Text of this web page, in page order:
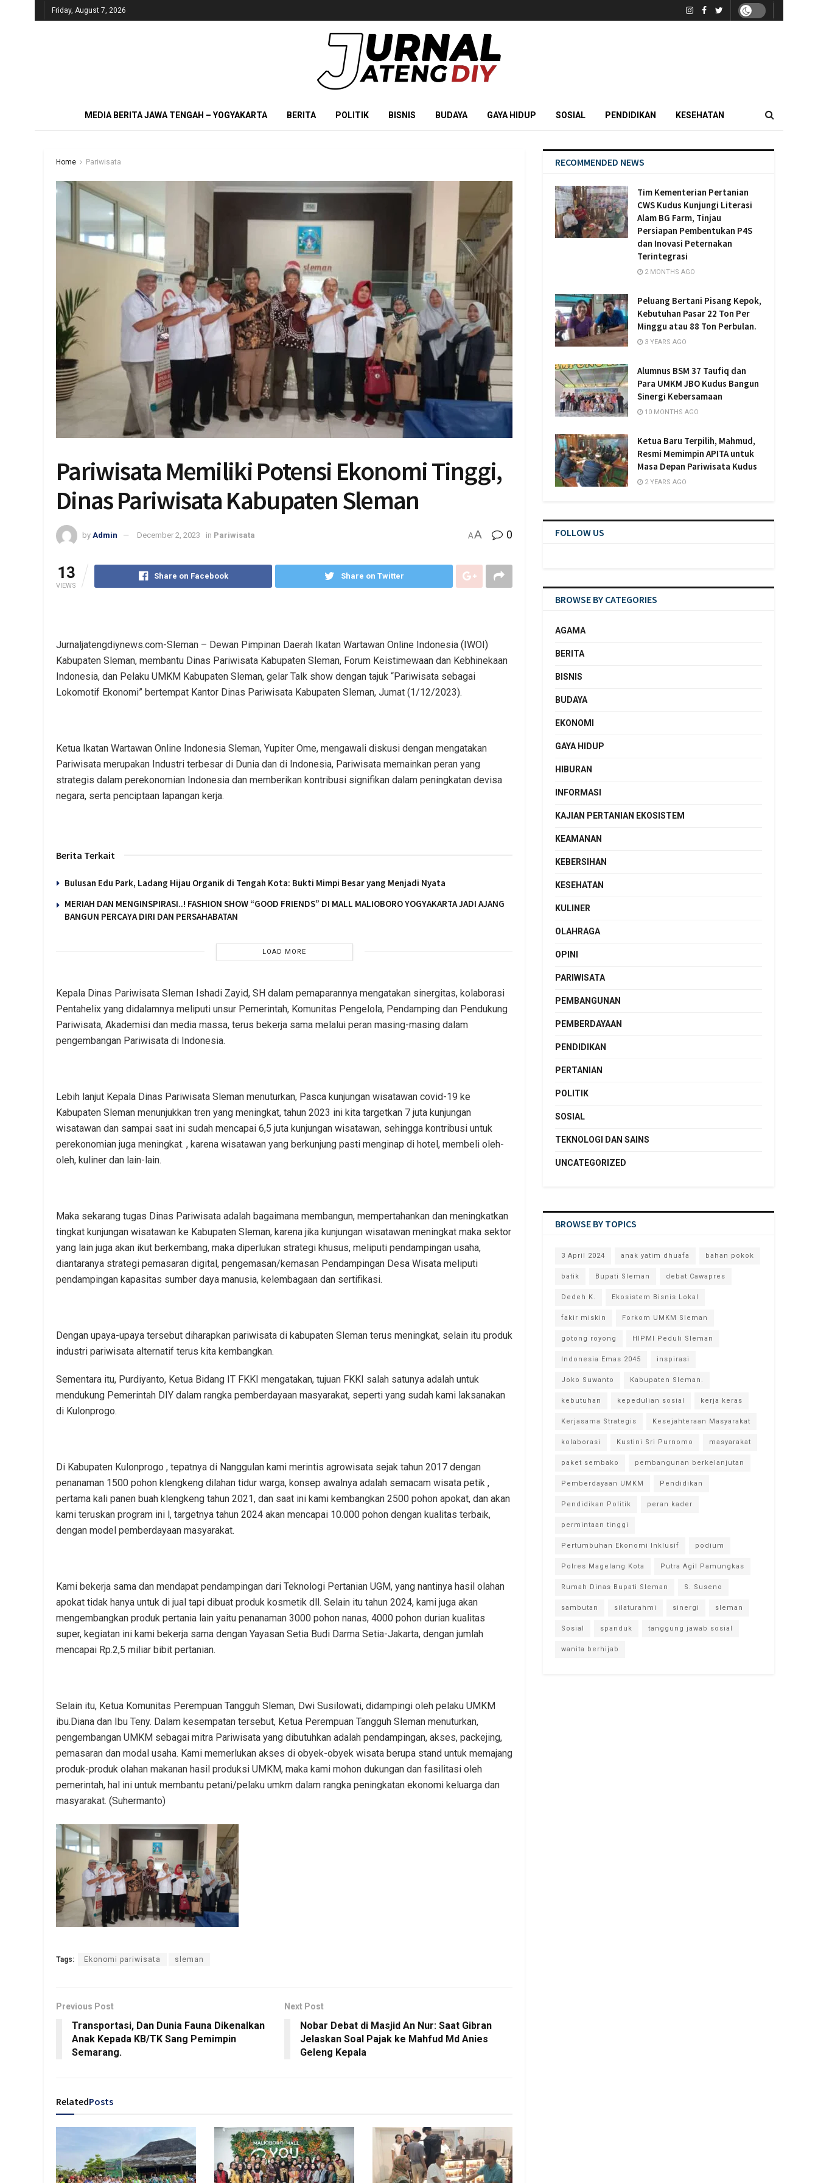
Friday, August 7, 2026
MEDIA BERITA JAWA TENGAH – YOGYAKARTA BERITA POLITIK BISNIS BUDAYA GAYA HIDUP SOSIAL PENDIDIKAN KESEHATAN
Home Pariwisata
Pariwisata Memiliki Potensi Ekonomi Tinggi,
Dinas Pariwisata Kabupaten Sleman
by Admin December 2, 2023 in Pariwisata AA 0
13
VIEWS
Share on Facebook Share on Twitter
Jurnaljatengdiynews.com-Sleman – Dewan Pimpinan Daerah Ikatan Wartawan Online Indonesia (IWOI)
Kabupaten Sleman, membantu Dinas Pariwisata Kabupaten Sleman, Forum Keistimewaan dan Kebhinekaan
Indonesia, dan Pelaku UMKM Kabupaten Sleman, gelar Talk show dengan tajuk “Pariwisata sebagai
Lokomotif Ekonomi” bertempat Kantor Dinas Pariwisata Kabupaten Sleman, Jumat (1/12/2023).
Ketua Ikatan Wartawan Online Indonesia Sleman, Yupiter Ome, mengawali diskusi dengan mengatakan
Pariwisata merupakan Industri terbesar di Dunia dan di Indonesia, Pariwisata memainkan peran yang
strategis dalam perekonomian Indonesia dan memberikan kontribusi signifikan dalam peningkatan devisa
negara, serta penciptaan lapangan kerja.
Berita Terkait
Bulusan Edu Park, Ladang Hijau Organik di Tengah Kota: Bukti Mimpi Besar yang Menjadi Nyata
MERIAH DAN MENGINSPIRASI..! FASHION SHOW “GOOD FRIENDS” DI MALL MALIOBORO YOGYAKARTA JADI AJANG
BANGUN PERCAYA DIRI DAN PERSAHABATAN
LOAD MORE
Kepala Dinas Pariwisata Sleman Ishadi Zayid, SH dalam pemaparannya mengatakan sinergitas, kolaborasi
Pentahelix yang didalamnya meliputi unsur Pemerintah, Komunitas Pengelola, Pendamping dan Pendukung
Pariwisata, Akademisi dan media massa, terus bekerja sama melalui peran masing-masing dalam
pengembangan Pariwisata di Indonesia.
Lebih lanjut Kepala Dinas Pariwisata Sleman menuturkan, Pasca kunjungan wisatawan covid-19 ke
Kabupaten Sleman menunjukkan tren yang meningkat, tahun 2023 ini kita targetkan 7 juta kunjungan
wisatawan dan sampai saat ini sudah mencapai 6,5 juta kunjungan wisatawan, sehingga kontribusi untuk
perekonomian juga meningkat. , karena wisatawan yang berkunjung pasti menginap di hotel, membeli oleh-
oleh, kuliner dan lain-lain.
Maka sekarang tugas Dinas Pariwisata adalah bagaimana membangun, mempertahankan dan meningkatkan
tingkat kunjungan wisatawan ke Kabupaten Sleman, karena jika kunjungan wisatawan meningkat maka sektor
yang lain juga akan ikut berkembang, maka diperlukan strategi khusus, meliputi pendampingan usaha,
diantaranya strategi pemasaran digital, pengemasan/kemasan Pendampingan Desa Wisata meliputi
pendampingan kapasitas sumber daya manusia, kelembagaan dan sertifikasi.
Dengan upaya-upaya tersebut diharapkan pariwisata di kabupaten Sleman terus meningkat, selain itu produk
industri pariwisata alternatif terus kita kembangkan.
Sementara itu, Purdiyanto, Ketua Bidang IT FKKI mengatakan, tujuan FKKI salah satunya adalah untuk
mendukung Pemerintah DIY dalam rangka pemberdayaan masyarakat, seperti yang sudah kami laksanakan
di Kulonprogo.
Di Kabupaten Kulonprogo , tepatnya di Nanggulan kami merintis agrowisata sejak tahun 2017 dengan
penanaman 1500 pohon klengkeng dilahan tidur warga, konsep awalnya adalah semacam wisata petik ,
pertama kali panen buah klengkeng tahun 2021, dan saat ini kami kembangkan 2500 pohon apokat, dan akan
kami teruskan program ini l, targetnya tahun 2024 akan mencapai 10.000 pohon dengan kualitas terbaik,
dengan model pemberdayaan masyarakat.
Kami bekerja sama dan mendapat pendampingan dari Teknologi Pertanian UGM, yang nantinya hasil olahan
apokat tidak hanya untuk di jual tapi dibuat produk kosmetik dll. Selain itu tahun 2024, kami juga akan
mengembangkan produk pertania lain yaitu penanaman 3000 pohon nanas, 4000 pohon durian kualitas
super, kegiatan ini kami bekerja sama dengan Yayasan Setia Budi Darma Setia-Jakarta, dengan jumlah
mencapai Rp.2,5 miliar bibit pertanian.
Selain itu, Ketua Komunitas Perempuan Tangguh Sleman, Dwi Susilowati, didampingi oleh pelaku UMKM
ibu.Diana dan Ibu Teny. Dalam kesempatan tersebut, Ketua Perempuan Tangguh Sleman menuturkan,
pengembangan UMKM sebagai mitra Pariwisata yang dibutuhkan adalah pendampingan, akses, packejing,
pemasaran dan modal usaha. Kami memerlukan akses di obyek-obyek wisata berupa stand untuk memajang
produk-produk olahan makanan hasil produksi UMKM, maka kami mohon dukungan dan fasilitasi oleh
pemerintah, hal ini untuk membantu petani/pelaku umkm dalam rangka peningkatan ekonomi keluarga dan
masyarakat. (Suhermanto)
Tags: Ekonomi pariwisata sleman
Previous Post
Transportasi, Dan Dunia Fauna Dikenalkan
Anak Kepada KB/TK Sang Pemimpin
Semarang.
Next Post
Nobar Debat di Masjid An Nur: Saat Gibran
Jelaskan Soal Pajak ke Mahfud Md Anies
Geleng Kepala
RelatedPosts
RECOMMENDED NEWS
Tim Kementerian Pertanian
CWS Kudus Kunjungi Literasi
Alam BG Farm, Tinjau
Persiapan Pembentukan P4S
dan Inovasi Peternakan
Terintegrasi
2 MONTHS AGO
Peluang Bertani Pisang Kepok,
Kebutuhan Pasar 22 Ton Per
Minggu atau 88 Ton Perbulan.
3 YEARS AGO
Alumnus BSM 37 Taufiq dan
Para UMKM JBO Kudus Bangun
Sinergi Kebersamaan
10 MONTHS AGO
Ketua Baru Terpilih, Mahmud,
Resmi Memimpin APITA untuk
Masa Depan Pariwisata Kudus
2 YEARS AGO
FOLLOW US
BROWSE BY CATEGORIES
AGAMA
BERITA
BISNIS
BUDAYA
EKONOMI
GAYA HIDUP
HIBURAN
INFORMASI
KAJIAN PERTANIAN EKOSISTEM
KEAMANAN
KEBERSIHAN
KESEHATAN
KULINER
OLAHRAGA
OPINI
PARIWISATA
PEMBANGUNAN
PEMBERDAYAAN
PENDIDIKAN
PERTANIAN
POLITIK
SOSIAL
TEKNOLOGI DAN SAINS
UNCATEGORIZED
BROWSE BY TOPICS
3 April 2024 anak yatim dhuafa bahan pokok
batik Bupati Sleman debat Cawapres
Dedeh K. Ekosistem Bisnis Lokal
fakir miskin Forkom UMKM Sleman
gotong royong HIPMI Peduli Sleman
Indonesia Emas 2045 inspirasi
Joko Suwanto Kabupaten Sleman.
kebutuhan kepedulian sosial kerja keras
Kerjasama Strategis Kesejahteraan Masyarakat
kolaborasi Kustini Sri Purnomo masyarakat
paket sembako pembangunan berkelanjutan
Pemberdayaan UMKM Pendidikan
Pendidikan Politik peran kader
permintaan tinggi
Pertumbuhan Ekonomi Inklusif podium
Polres Magelang Kota Putra Agil Pamungkas
Rumah Dinas Bupati Sleman S. Suseno
sambutan silaturahmi sinergi sleman
Sosial spanduk tanggung jawab sosial
wanita berhijab